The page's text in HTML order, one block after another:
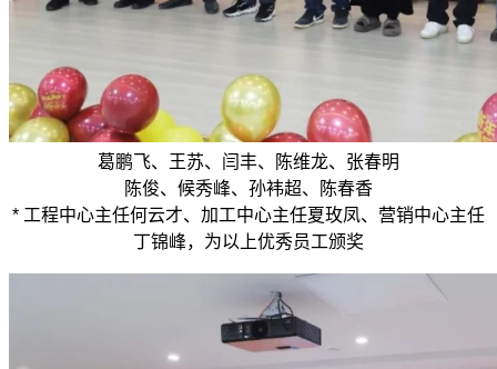
葛鹏飞、王苏、闫丰、陈维龙、张春明
陈俊、候秀峰、孙袆超、陈春香
* 工程中心主任何云才、加工中心主任夏玫凤、营销中心主任
丁锦峰，为以上优秀员工颁奖